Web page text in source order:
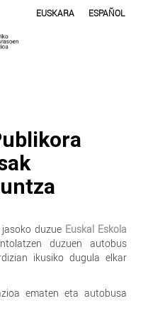
EUSKARA ESPAÑOL
duzue Euskal Eskola
duzuen autobus
ikusiko dugula elkar
ematen eta autobusa